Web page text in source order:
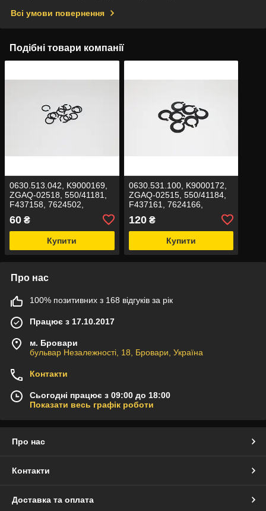
Всі умови повернення
Подібні товари компанії
0630.513.042, K9000169,
ZGAQ-02518, 550/41181,
F437158, 7624502,
Стопорне кільце
60 ₴
Купити
0630.531.100, K9000172,
ZGAQ-02515, 550/41184,
F437161, 7624166,
8603583 Стопорне кільце
120₴
Купити
Про нас
100% позитивних з 168 відгуків за рік
Працює з 17.10.2017
м. Бровари
бульвар Незалежності, 18, Бровари, Україна
Контакти
Сьогодні працює з 09:00 до 18:00
Показати весь графік роботи
Про нас
Контакти
Доставка та оплата